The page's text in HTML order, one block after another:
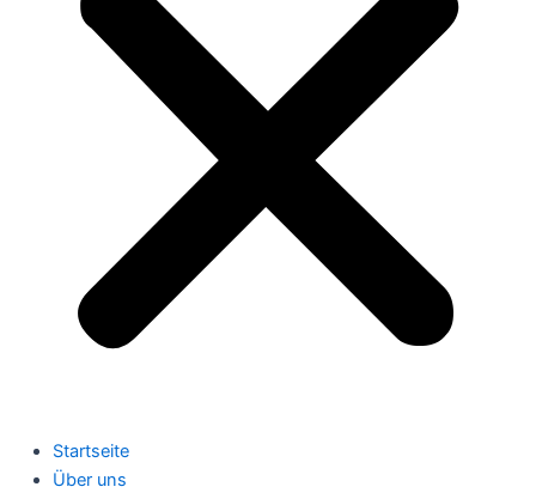
Startseite
Über uns